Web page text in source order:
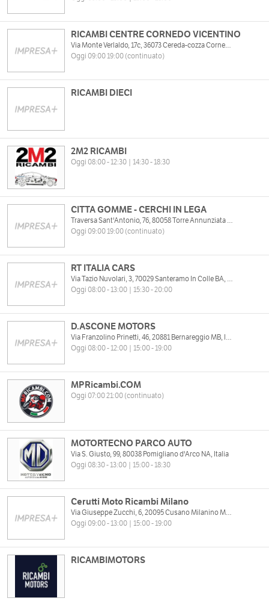
RICAMBI CENTRE CORNEDO VICENTINO
Via Monte Verlaldo, 17c, 36073 Cereda-cozza Cornedo VI, Italia
Oggi 09:00 19:00 (continuato)
RICAMBI DIECI
2M2 RICAMBI
Oggi 08:00 - 12:30 | 14:30 - 18:30
CITTA GOMME - CERCHI IN LEGA
Traversa Sant'Antonio, 76, 80058 Torre Annunziata NA, Italia
Oggi 09:00 19:00 (continuato)
RT ITALIA CARS
Via Tazio Nuvolari, 3, 70029 Santeramo In Colle BA, Italia
Oggi 08:00 - 13:00 | 15:30 - 20:00
D.ASCONE MOTORS
Via Franzolino Prinetti, 46, 20881 Bernareggio MB, Italia
Oggi 08:00 - 12:00 | 15:00 - 19:00
MPRicambi.COM
Oggi 07:00 21:00 (continuato)
MOTORTECNO PARCO AUTO
Via S. Giusto, 99, 80038 Pomigliano d'Arco NA, Italia
Oggi 08:30 - 13:00 | 15:00 - 18:30
Cerutti Moto Ricambi Milano
Via Giuseppe Zucchi, 6, 20095 Cusano Milanino MI, Italia
Oggi 09:00 - 13:00 | 15:00 - 19:00
RICAMBIMOTORS